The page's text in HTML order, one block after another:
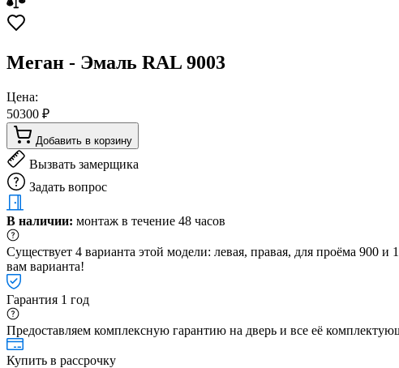
Меган - Эмаль RAL 9003
Цена:
50300 ₽
Добавить в корзину
Вызвать замерщика
Задать вопрос
В наличии: монтаж в течение 48 часов
Существует 4 варианта этой модели: левая, правая, для проёма 900
вам варианта!
Гарантия 1 год
Предоставляем комплексную гарантию на дверь и все её
Купить в рассрочку